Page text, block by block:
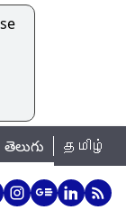
Row: తెలంగాణ
తెలుగు தமிழ்